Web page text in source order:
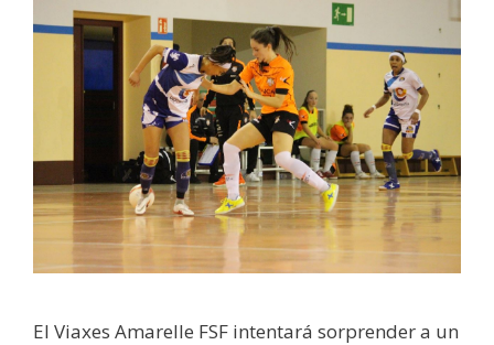
El Viaxes Amarelle FSF intentará sorprender a un